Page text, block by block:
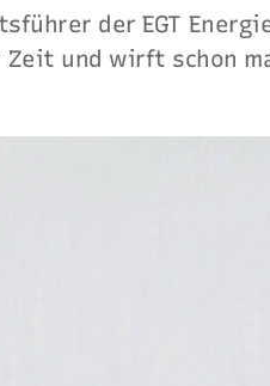
der EGT
und wirft schon